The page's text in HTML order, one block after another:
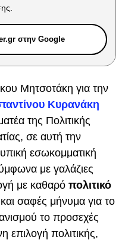
στην Google
Μητσοτάκη για την
Κυρανάκη
της Πολιτικής
σε αυτή την
εσωκομματική
με γαλάζιες
με καθαρό πολιτικό
και σαφές μήνυμα για το
το προσεχές
επιλογή πολιτικής,